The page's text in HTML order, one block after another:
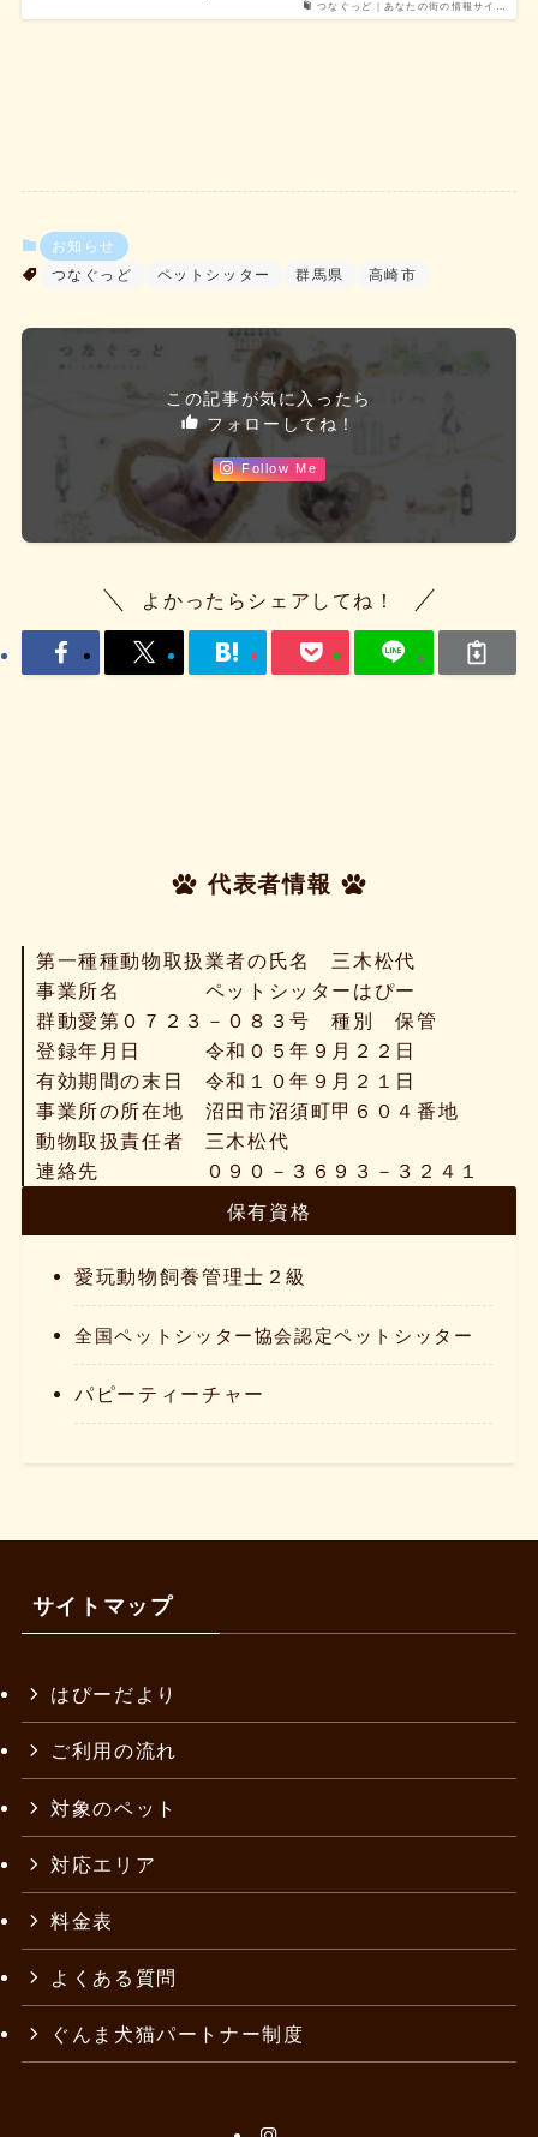
つなぐっど｜あなたの街の情報サイ…
お知らせ
つなぐっど
ペットシッター 群馬県 高崎市
この記事が気に入ったら
フォローしてね！
Follow Me
よかったらシェアしてね！
代表者情報
第一種種動物取扱業者の氏名 三木松代
事業所名 ペットシッターはぴー
群動愛第０７２３－０８３号 種別 保管
登録年月日 令和０５年９月２２日
有効期間の末日 令和１０年９月２１日
事業所の所在地 沼田市沼須町甲６０４番地
動物取扱責任者 三木松代
連絡先 ０９０－３６９３－３２４１
保有資格
愛玩動物飼養管理士２級
全国ペットシッター協会認定ペットシッター
パピーティーチャー
サイトマップ
はぴーだより
ご利用の流れ
対象のペット
対応エリア
料金表
よくある質問
ぐんま犬猫パートナー制度